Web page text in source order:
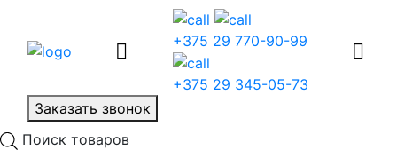
+375 29 770-90-99
+375 29 345-05-73
Заказать звонок
Поиск товаров